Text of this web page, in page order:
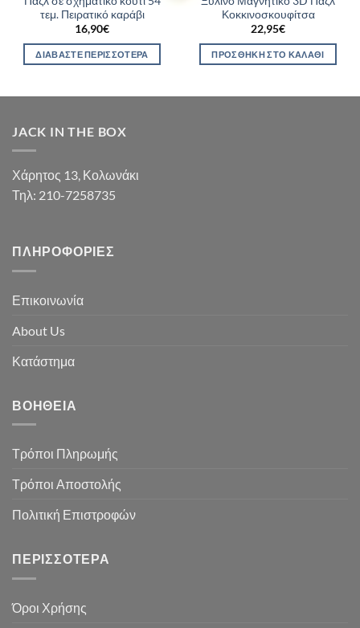
τεμ. Πειρατικό καράβι
16,90€
ΔΙΑΒΆΣΤΕ ΠΕΡΙΣΣΌΤΕΡΑ
Κοκκινοσκουφίτσα
22,95€
ΠΡΟΣΘΉΚΗ ΣΤΟ ΚΑΛΆΘΙ
JACK IN THE BOX
Χάρητος 13, Κολωνάκι
Τηλ: 210-7258735
ΠΛΗΡΟΦΟΡΊΕΣ
Επικοινωνία
About Us
Κατάστημα
ΒΟΉΘΕΙΑ
Τρόποι Πληρωμής
Τρόποι Αποστολής
Πολιτική Επιστροφών
ΠΕΡΙΣΣΌΤΕΡΑ
Όροι Χρήσης